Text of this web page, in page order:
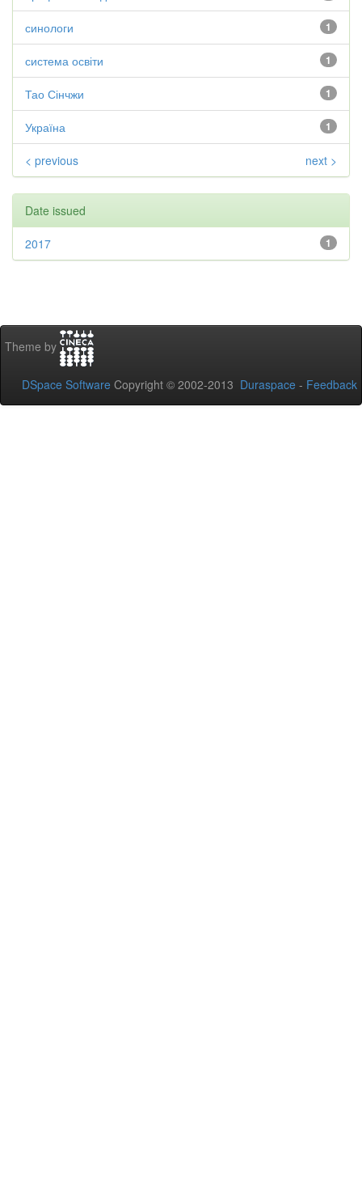
1
синологи
1
система освіти
1
Тао Сінчжи
1
Україна
< previous next >
Date issued
1
2017
Theme by
DSpace Software Copyright © 2002-2013 Duraspace - Feedback